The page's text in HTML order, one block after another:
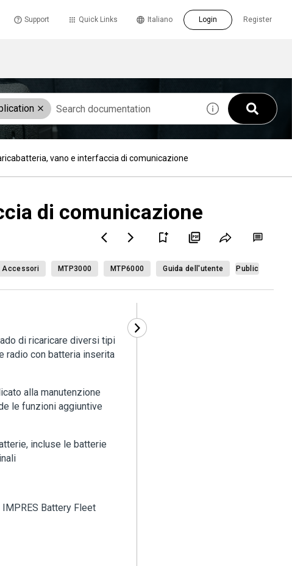
Support Quick Links Register
Italiano Login
vano e interfaccia di comunicazione
di comunicazione
Accessori MTP3000 MTP6000 Guida dell'utente Public
di ricaricare diversi tipi
radio con batteria inserita
alla manutenzione
le funzioni aggiuntive
incluse le batterie
Battery Fleet